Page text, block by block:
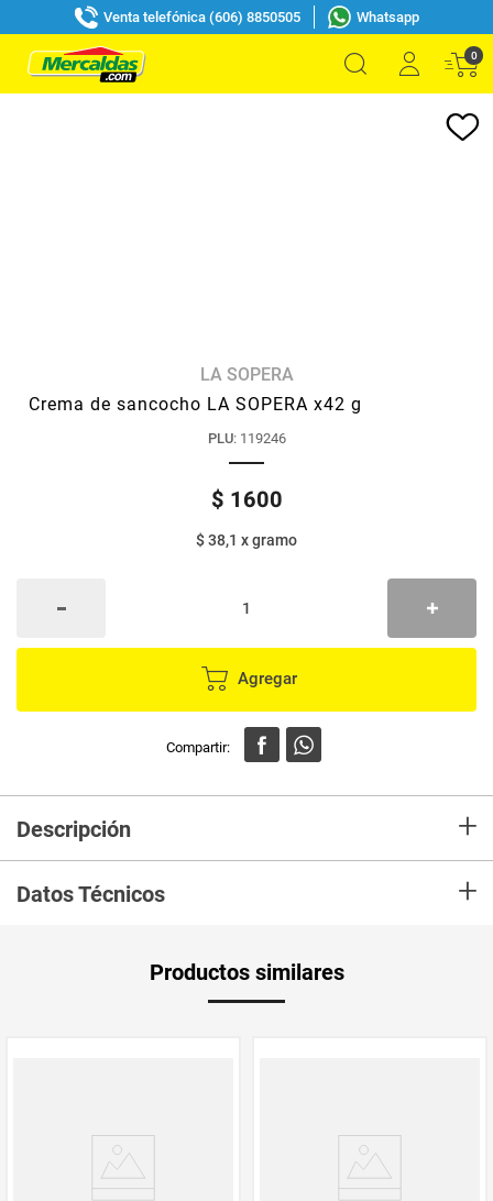
Venta telefónica (606) 8850505 Whatsapp
0
LA SOPERA
Crema de sancocho LA SOPERA x42 g
PLU: 119246
$ 1600
$ 38,1 xgramo
Agregar
Descripción +
leche la trae incluida, Disfrutala con los que mas quieres
Datos Técnicos +
Producto (kg)
Productos similares